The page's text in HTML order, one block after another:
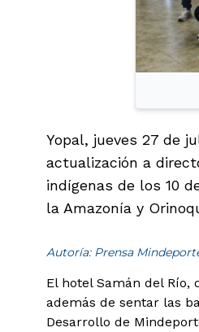
Yopal, jueves 27 de
actualización a
indígenas de los 10
la Amazonía y
Autoría: Prensa
El hotel Samán del
además de sentar las
Desarrollo de